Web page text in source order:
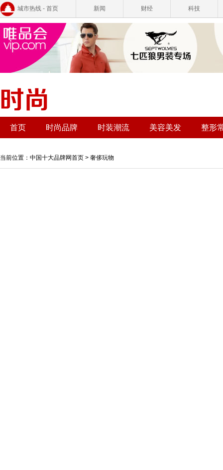
城市热线 - 首页 新闻 财经 科技
首页 时尚品牌 时装潮流 美容美发 整形
当前位置： 中国十大品牌网首页 > 奢侈玩物